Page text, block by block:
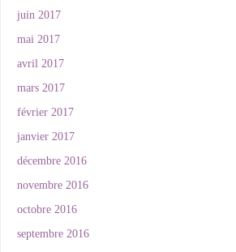
juin 2017
mai 2017
avril 2017
mars 2017
février 2017
janvier 2017
décembre 2016
novembre 2016
octobre 2016
septembre 2016